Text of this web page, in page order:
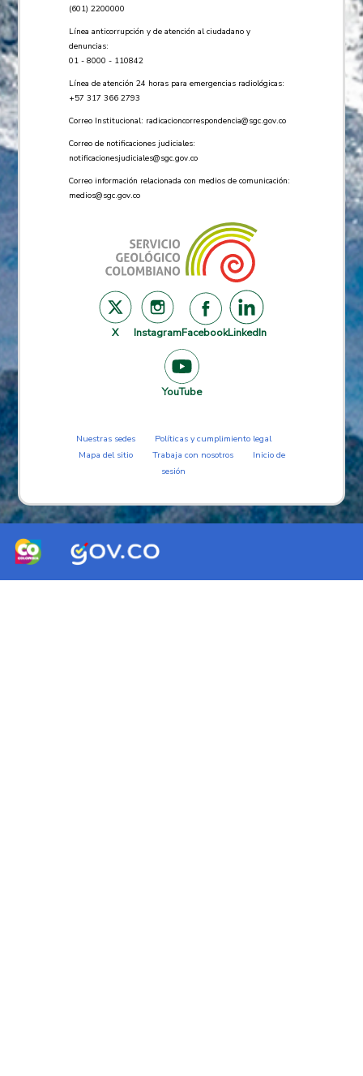
(601) 2200000
Línea anticorrupción y de atención al ciudadano y
denuncias:
01 - 8000 - 110842
Línea de atención 24 horas para emergencias radiológicas:
+57 ​317 366 2793
Correo Institucional: radicacioncorrespondencia@sgc.gov.co
Correo de notificaciones judiciales:
notificacionesjudiciales@sgc.gov.co
Correo información relacionada con medios de comunicación:
medios@sgc.gov.co
X InstagramFacebookLinkedIn
YouTube
Nuestras sedes
Políticas y cumplimiento legal
Mapa del sitio
Trabaja con nosotros
Inicio de
sesión